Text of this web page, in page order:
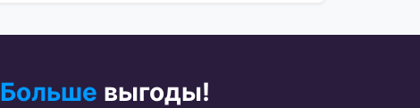
Больше выгоды!